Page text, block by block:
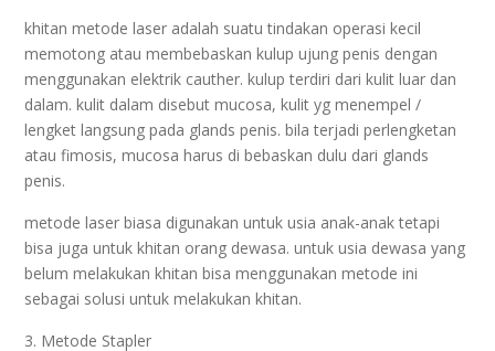
khitan metode laser adalah suatu tindakan operasi kecil
memotong atau membebaskan kulup ujung penis dengan
menggunakan elektrik cauther. kulup terdiri dari kulit luar dan
dalam. kulit dalam disebut mucosa, kulit yg menempel /
lengket langsung pada glands penis. bila terjadi perlengketan
atau fimosis, mucosa harus di bebaskan dulu dari glands
penis.
metode laser biasa digunakan untuk usia anak-anak tetapi
bisa juga untuk khitan orang dewasa. untuk usia dewasa yang
belum melakukan khitan bisa menggunakan metode ini
sebagai solusi untuk melakukan khitan.
3. Metode Stapler